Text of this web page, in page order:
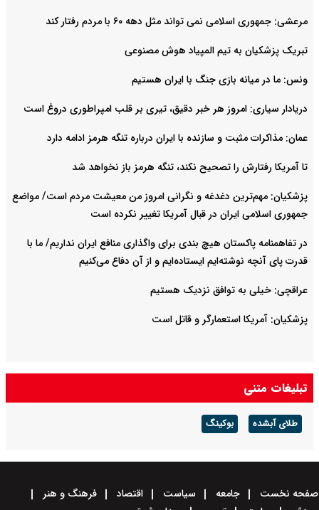
مرعشی: جمهوری اسلامی نمی تواند مثل دهه ۶۰ با مردم رفتار کند
تبریک پزشکیان به تیم المپیاد هوش مصنوعی
ونس: ما در میانه بازی جنگ با ایران هستیم
دریادار سیاری: امروز هر خبر دقیق، تیری بر قلب امپراطوری دروغ است
عمان: مذاکرات مثبت و سازنده با ایران درباره تنگه هرمز ادامه دارد
تا آمریکا رفتارش را تصحیح نکند، تنگه هرمز باز نخواهد شد
پزشکیان: مهم‌ترین دغدغه و نگرانی امروز من معیشت مردم است/ مواضع
جمهوری اسلامی ایران در قبال آمریکا تغییر نکرده است
در تفاهمنامه پاکستان هیچ بندی برای واگذاری منافع ایران نداریم/ ما با
قدرت پای آنچه نوشته‌ایم ایستاده‌ایم و از آن دفاع می‌کنیم
عراقچی: خیلی به توافق نزدیک هستیم
پزشکیان: آمریکا استعمارگر و قاتل است
تبلیغات متنی
طلای آبشده بوکینگ
صفحه نخست جامعه سیاست اقتصاد
فرهنگ و هنر